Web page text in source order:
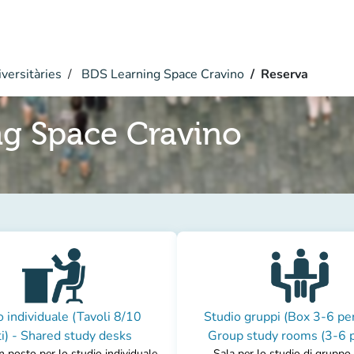
BDS Learning Space Cravino Reserva
Space Cravino
individuale (Tavoli 8/10
- Shared study desks
Studio gruppi (Box 3-6
Group study rooms (3-6